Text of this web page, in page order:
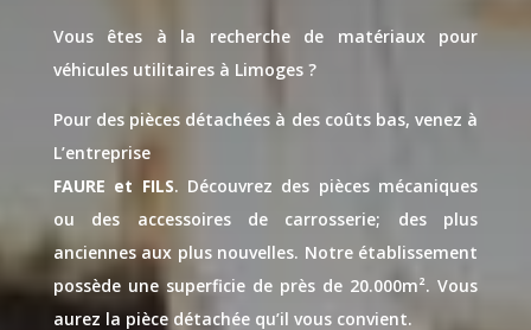
Vous êtes à la recherche de matériaux pour
véhicules utilitaires à Limoges ?
Pour des pièces détachées à des coûts bas, venez à
L’entreprise
FAURE et FILS. Découvrez des pièces mécaniques
ou des accessoires de carrosserie; des plus
anciennes aux plus nouvelles. Notre établissement
possède une superficie de près de 20.000m². Vous
aurez la pièce détachée qu’il vous convient.